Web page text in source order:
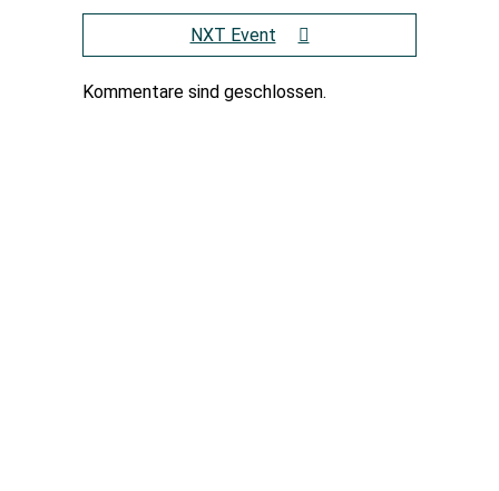
NXT Event
Kommentare sind geschlossen.